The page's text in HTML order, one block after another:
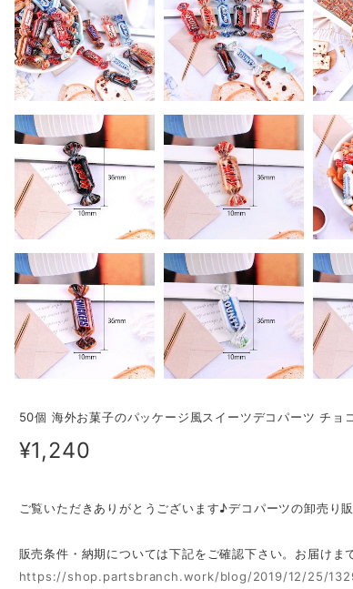
50個 海外お菓子のパッケージ風スイーツデコパーツ チョ
¥1,240
ご覧いただきありがとうございます♪デコパーツの卸売り
販売条件・納期については下記をご確認下さい。お届けま
https://shop.partsbranch.work/blog/2019/12/25/